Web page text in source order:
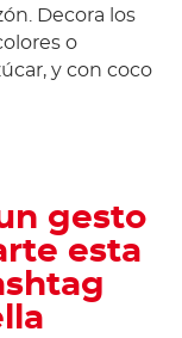
Decora los
o
y con coco
gesto
esta